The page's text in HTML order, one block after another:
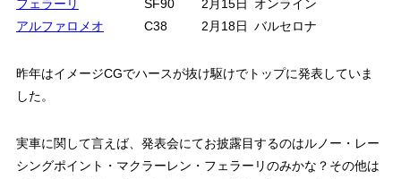
フェラーリ
SF90 2月15日
オンライン
アルファロメオ
C38 2月18日 バルセロナ
昨年はイメージCGでハースが抜け駆けでトップに発表していま
した。
実車に関して言えば、発表会にてお披露目するのはルノー・レー
シングポイント・マクラーレン・フェラーリのみかな？その他は